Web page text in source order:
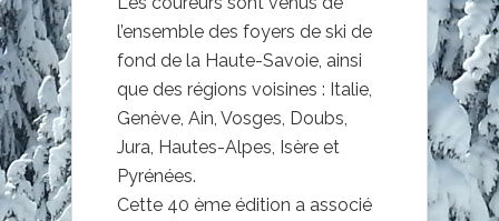
l’ensemble des foyers de ski de
fond de la Haute-Savoie, ainsi
que des régions voisines : Italie,
Genève, Ain, Vosges, Doubs,
Jura, Hautes-Alpes, Isère et
Pyrénées.
Cette 40 ème édition a associé